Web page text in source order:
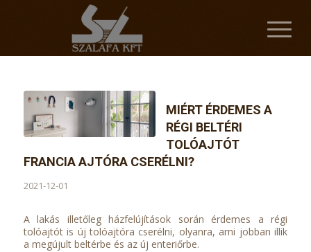
MIÉRT ÉRDEMES A
RÉGI BELTÉRI
TOLÓAJTÓT
FRANCIA AJTÓRA CSERÉLNI?
2021-12-01
A lakás illetőleg házfelújítások során érdemes a régi
tolóajtót is új tolóajtóra cserélni, olyanra, ami jobban illik
a megújult beltérbe és az új enteriőrbe.